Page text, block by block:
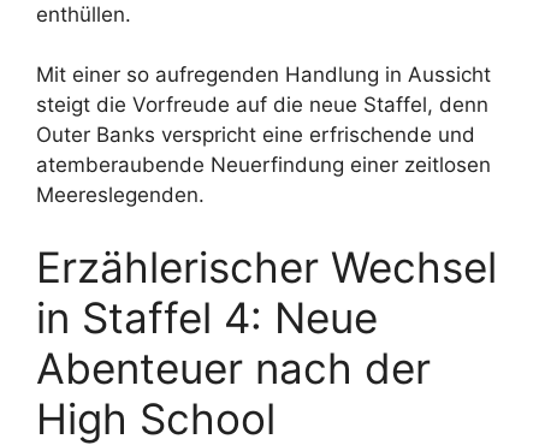
enthüllen.
Mit einer so aufregenden Handlung in Aussicht
steigt die Vorfreude auf die neue Staffel, denn
Outer Banks verspricht eine erfrischende und
atemberaubende Neuerfindung einer zeitlosen
Meereslegenden.
Erzählerischer Wechsel
in Staffel 4: Neue
Abenteuer nach der
High School